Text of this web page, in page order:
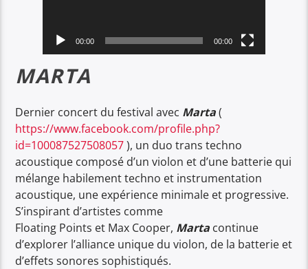
00:00 00:00
MARTA
Dernier concert du festival avec Marta(
https://www.facebook.com/profile.php?
id=100087527508057), un duo trans techno
acoustique composé d’un violon et d’une batterie qui
mélange habilement techno et instrumentation
acoustique, une expérience minimale et progressive.
S’inspirant d’artistes comme
Floating Points et Max Cooper, Marta continue
d’explorer l’alliance unique du violon, de la batterie et
d’effets sonores sophistiqués.